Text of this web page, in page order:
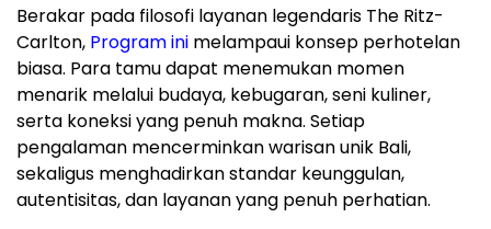
Berakar pada filosofi layanan legendaris The Ritz-
Carlton, Program ini melampaui konsep perhotelan
biasa. Para tamu dapat menemukan momen
menarik melalui budaya, kebugaran, seni kuliner,
serta koneksi yang penuh makna. Setiap
pengalaman mencerminkan warisan unik Bali,
sekaligus menghadirkan standar keunggulan,
autentisitas, dan layanan yang penuh perhatian.